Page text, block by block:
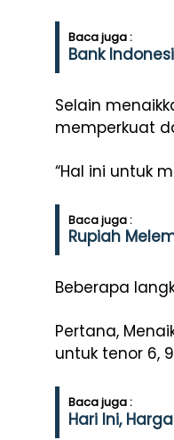
Baca juga :
Bank
Selain
memperkuat
“Hal ini untuk
Baca juga :
Rupiah
Beberapa
Pertana,
untuk tenor 6,
Baca juga :
Hari Ini,